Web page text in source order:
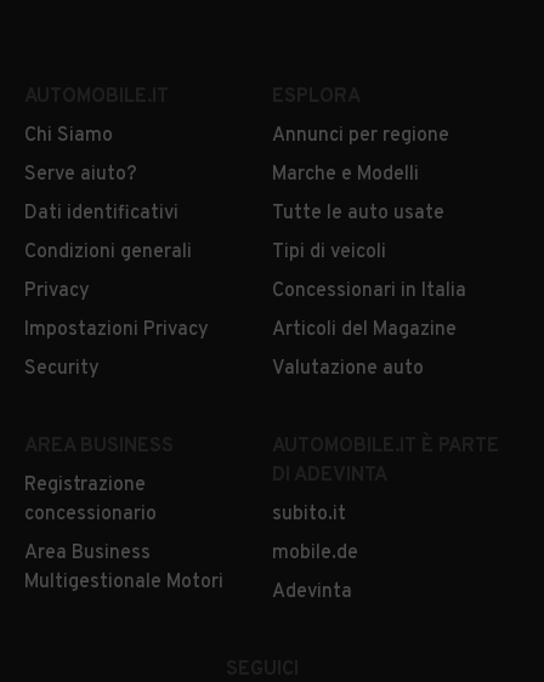
Chi Siamo
Serve aiuto?
Dati identificativi
Condizioni generali
Privacy
Impostazioni Privacy
Security
Annunci per regione
Marche e Modelli
Tutte le auto usate
Tipi di veicoli
Concessionari in Italia
Articoli del Magazine
Valutazione auto
Registrazione
concessionario
Area Business
Multigestionale Motori
subito.it
mobile.de
Adevinta